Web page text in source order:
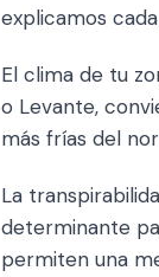
explicamos
El clima de tu
o Levante,
más frías del
La
determinante
permiten una